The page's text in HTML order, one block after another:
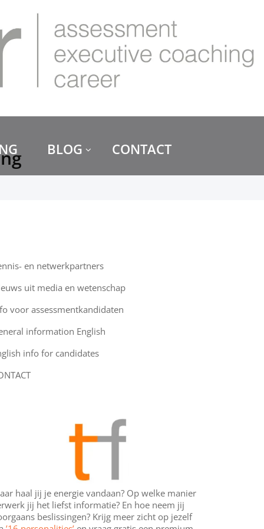
BLOG CONTACT
en netwerkpartners
uit media en wetenschap
voor assessmentkandidaten
information English
info for candidates
haal jij je energie vandaan? Op welke manier
jij het liefst informatie? En hoe neem jij
beslissingen? Krijg meer zicht op jezelf